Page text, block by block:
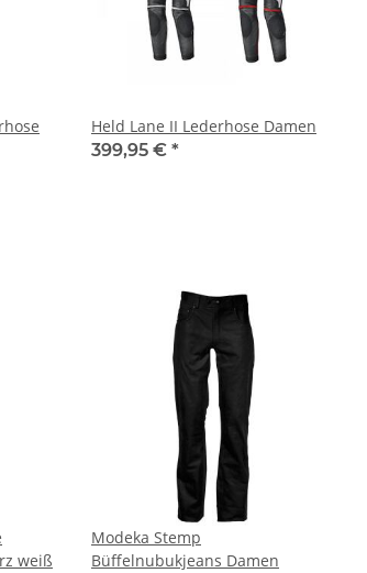
Held Lane II Lederhose Damen
399,95 € *
weiß
Modeka Stemp
Büffelnubukjeans Damen